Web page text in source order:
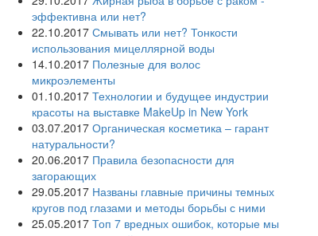
эффективна или нет?
22.10.2017 Смывать или нет? Тонкости
использования мицеллярной воды
14.10.2017 Полезные для волос
микроэлементы
01.10.2017 Технологии и будущее индустрии
красоты на выставке MakeUp in New York
03.07.2017 Органическая косметика – гарант
натуральности?
20.06.2017 Правила безопасности для
загорающих
29.05.2017 Названы главные причины темных
кругов под глазами и методы борьбы с ними
25.05.2017 Топ 7 вредных ошибок, которые мы